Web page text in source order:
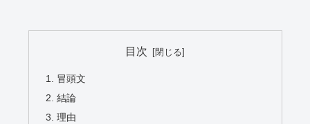
目次
冒頭文
結論
理由